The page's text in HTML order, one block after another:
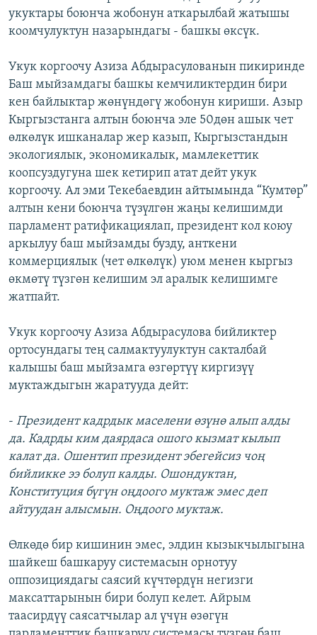
укуктары боюнча жобонун аткарылбай жатышы
коомчулуктун назарындагы - башкы өксүк.
Укук коргоочу Азиза Абдырасулованын пикиринде
Баш мыйзамдагы башкы кемчиликтердин бири
кен байлыктар жөнүндөгү жобонун кириши. Азыр
Кыргызстанга алтын боюнча эле 50дөн ашык чет
өлкөлүк ишканалар жер казып, Кыргызстандын
экологиялык, экономикалык, мамлекеттик
коопсуздугуна шек кетирип атат дейт укук
коргоочу. Ал эми Текебаевдин айтымында “Кумтөр”
алтын кени боюнча түзүлгөн жаңы келишимди
парламент ратификациялап, президент кол коюу
аркылуу баш мыйзамды бузду, анткени
коммерциялык (чет өлкөлүк) уюм менен кыргыз
өкмөтү түзгөн келишим эл аралык келишимге
жатпайт.
Укук коргоочу Азиза Абдырасулова бийликтер
ортосундагы тең салмактуулуктун сакталбай
калышы баш мыйзамга өзгөртүү киргизүү
муктаждыгын жаратууда дейт:
- Президент кадрдык маселени өзүнө алып алды
да. Кадрды ким даярдаса ошого кызмат кылып
калат да. Ошентип президент эбегейсиз чоң
бийликке ээ болуп калды. Ошондуктан,
Конституция бүгүн оңдоого муктаж эмес деп
айтуудан алысмын. Оңдоого муктаж.
Өлкөдө бир кишинин эмес, элдин кызыкчылыгына
шайкеш башкаруу системасын орнотуу
оппозициядагы саясий күчтөрдүн негизги
максаттарынын бири болуп келет. Айрым
таасирдүү саясатчылар ал үчүн өзөгүн